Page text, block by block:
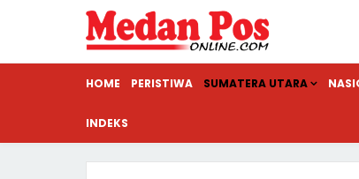
HOME PERISTIWA SUMATERA UTARA
INDEKS